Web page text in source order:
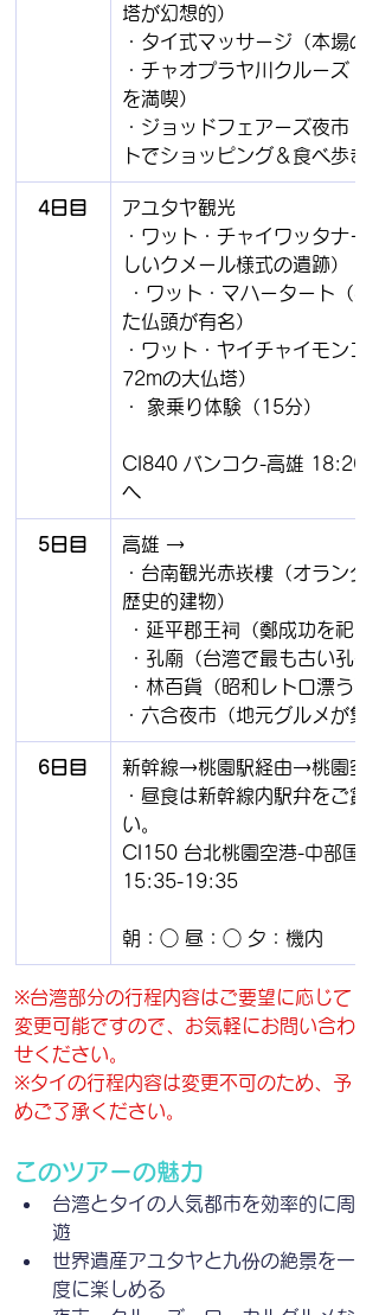
塔が幻想的）
・タイ式マッサージ（本場の
・チャオプラヤ川クルーズ（
を満喫）
・ジョッドフェアーズ夜市（
トでショッピング＆食べ歩き）
4日目
アユタヤ観光
・ワット・チャイワッタナー
しいクメール様式の遺跡）
・ワット・マハータート（樹
た仏頭が有名）
・ワット・ヤイチャイモンコ
72mの大仏塔）
・ 象乗り体験（15分）
CI840 バンコク-高雄 18:20-
へ
5日目
高雄 →
・台南観光赤崁樓（オランダ
歴史的建物）
・延平郡王祠（鄭成功を祀る
・孔廟（台湾で最も古い孔子
・林百貨（昭和レトロ漂う百
・六合夜市（地元グルメが集
6日目
新幹線→桃園駅経由→桃園空
・昼食は新幹線内駅弁をご賞
い。
CI150 台北桃園空港-中部国
15:35-19:35
朝：○ 昼：○ 夕：機内
※台湾部分の行程内容はご要望に応じて
変更可能ですので、お気軽にお問い合わ
せください。
※タイの行程内容は変更不可のため、予
めご了承ください。
このツアーの魅力
台湾とタイの人気都市を効率的に周
遊
世界遺産アユタヤと九份の絶景を一
度に楽しめる